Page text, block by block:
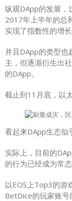
纵观DApp的发展，
2017年上半年的总
实现了指数性的增长
并且DApp的类型也
主，但逐渐衍生出
的DApp。
截止到11月底，以
看起来DApp生态似
实际上，目前的
的行为已经成为常态
以EOS上Top3的游
BetDice的玩家账